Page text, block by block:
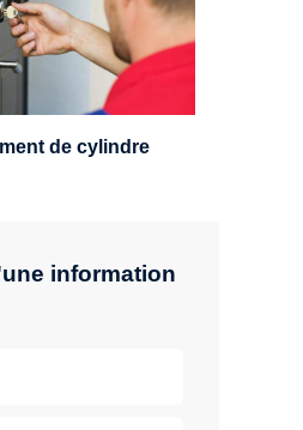
information
5 leviers ou à 3
Lock ou encore
de cylindre